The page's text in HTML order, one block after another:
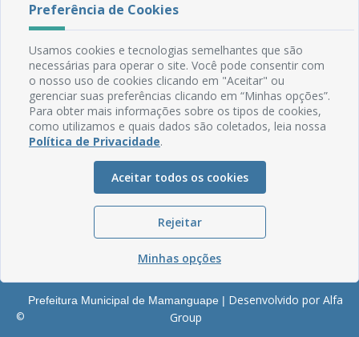
CEP: 58.280-000 - Mamanguape/PB
Email: comunicacao@mamanguape.pb.gov.br
Expediente: Segunda à Sexta, das 08h às 13h
Mapa do Site
Perguntas frequentes
Glossário
Serviços Internos
©
Prefeitura Municipal de Mamanguape | Desenvolvido por Alfa
Group
Preferência de Cookies
Usamos cookies e tecnologias semelhantes que são
necessárias para operar o site. Você pode consentir com
o nosso uso de cookies clicando em "Aceitar" ou
gerenciar suas preferências clicando em “Minhas opções”.
Para obter mais informações sobre os tipos de cookies,
como utilizamos e quais dados são coletados, leia nossa
Política de Privacidade.
Aceitar todos os cookies
Rejeitar
Minhas opções